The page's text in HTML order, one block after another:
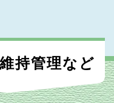
維持管理など